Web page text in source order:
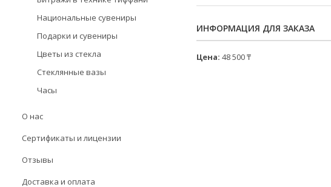
ИНФОРМАЦИЯ ДЛЯ ЗАКАЗА
Цена: 48 500 ₸
Национальные сувениры
Подарки и сувениры
Цветы из стекла
Стеклянные вазы
Часы
О нас
Сертификаты и лицензии
Отзывы
Доставка и оплата